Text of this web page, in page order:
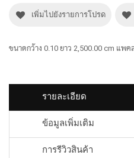
เพิ่มไปยังรายการโปรด
ขนาดกว้าง 0.10 ยาว 2,500.00 cm แพค
รายละเอียด
ข้อมูลเพิ่มเติม
การรีวิวสินค้า